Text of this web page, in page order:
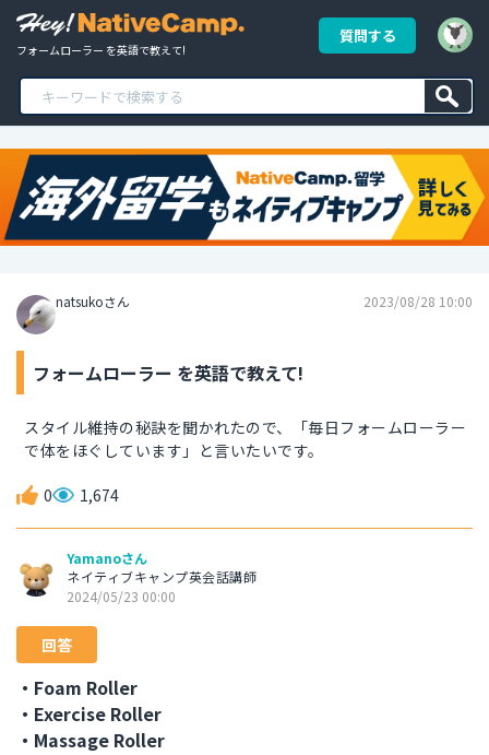
フォームローラー を英語で教えて!
質問する
natsukoさん 2023/08/28 10:00
フォームローラー を英語で教えて!
スタイル維持の秘訣を聞かれたので、「毎日フォームローラー
で体をほぐしています」と言いたいです。
0 1,674
Yamanoさん
ネイティブキャンプ英会話講師
2024/05/23 00:00
回答
・Foam Roller
・Exercise Roller
・Massage Roller